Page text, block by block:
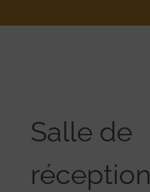
Salle de
réception